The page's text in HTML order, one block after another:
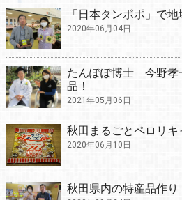
「日本タンポポ」で地
2020年06月04日
たんぽぽ博士 今野孝
品！
2021年05月06日
秋田まるごとペロリキ
2020年06月10日
秋田県内の特産品作